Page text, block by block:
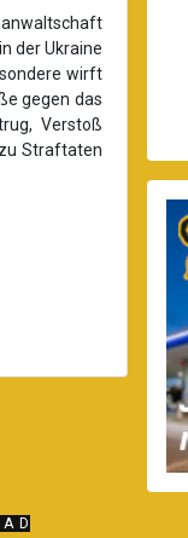
der Ukraine
wirft
gegen das
Verstoß
Straftaten
A D